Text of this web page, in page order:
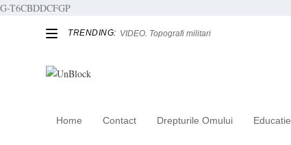
G-T6CBDDCFGP
TRENDING: VIDEO. Topografi militari
Home Contact Drepturile Omului Educatie